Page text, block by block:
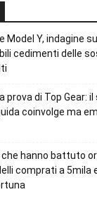
Model Y, indagine
cedimenti delle
prova di Top Gear: il
coinvolge ma
hanno battuto
comprati a 5mila